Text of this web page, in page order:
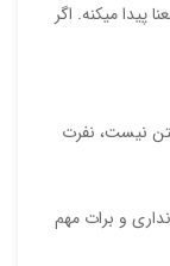
میکنه. اگر
نیست، نفرت
و برات مهم